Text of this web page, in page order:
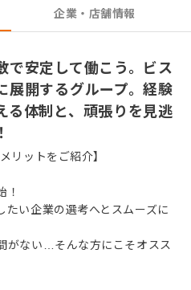
企業・店舗情報
で安定して働こう。ビス
展開するグループ。経験
る体制と、頑張りを見逃
リットをご紹介】
！
たい企業の選考へとスムーズに
がない…そんな方にこそオスス